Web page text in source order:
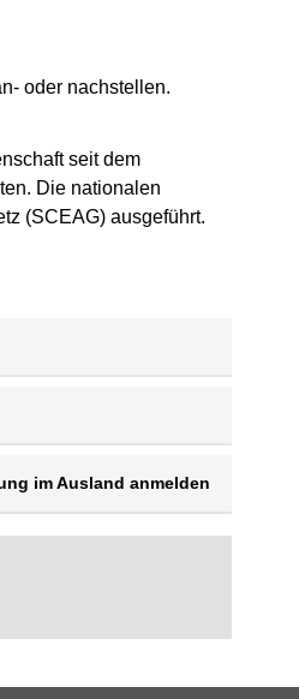
oder nachstellen.
seit dem
Die nationalen
(SCEAG) ausgeführt.
im Ausland anmelden